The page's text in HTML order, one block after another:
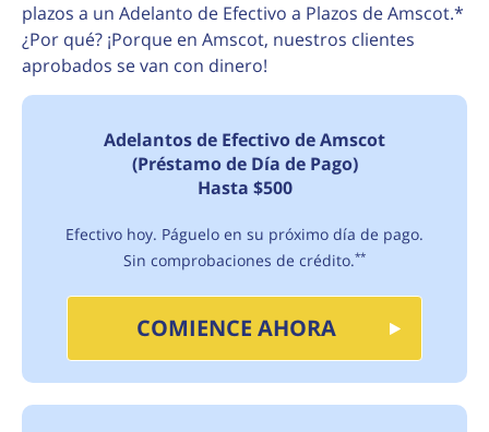
plazos a un Adelanto de Efectivo a Plazos de Amscot.*
¿Por qué? ¡Porque en Amscot, nuestros clientes
aprobados se van con dinero!
Adelantos de Efectivo de Amscot
(Préstamo de Día de Pago)
Hasta $500
Efectivo hoy. Páguelo en su próximo día de pago.
Sin comprobaciones de crédito.**
COMIENCE AHORA